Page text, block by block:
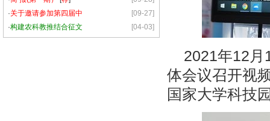
·关于邀请参加第四届中
[09-27]
·构建农科教推结合征文 [04-03]
2021年12月
体会议召开视
国家大学科技